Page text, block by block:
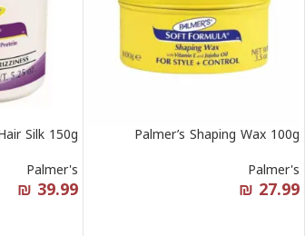
Palmer’s Shaping Wax 100g
Palmer's
₪ 27.99
Silk 150g
Palmer's
₪ 39.99